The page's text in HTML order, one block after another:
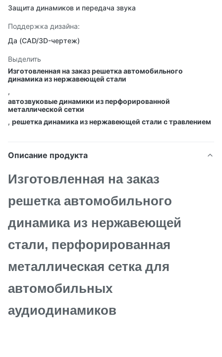
Защита динамиков и передача звука
Поддержка дизайна:
Да (CAD/3D-чертеж)
Выделить
Изготовленная на заказ решетка автомобильного
динамика из нержавеющей стали
,
автозвуковые динамики из перфорированной
металлической сетки
, решетка динамика из нержавеющей стали с травлением
Описание продукта
Изготовленная на заказ
решетка автомобильного
динамика из нержавеющей
стали, перфорированная
металлическая сетка для
автомобильных
аудиодинамиков